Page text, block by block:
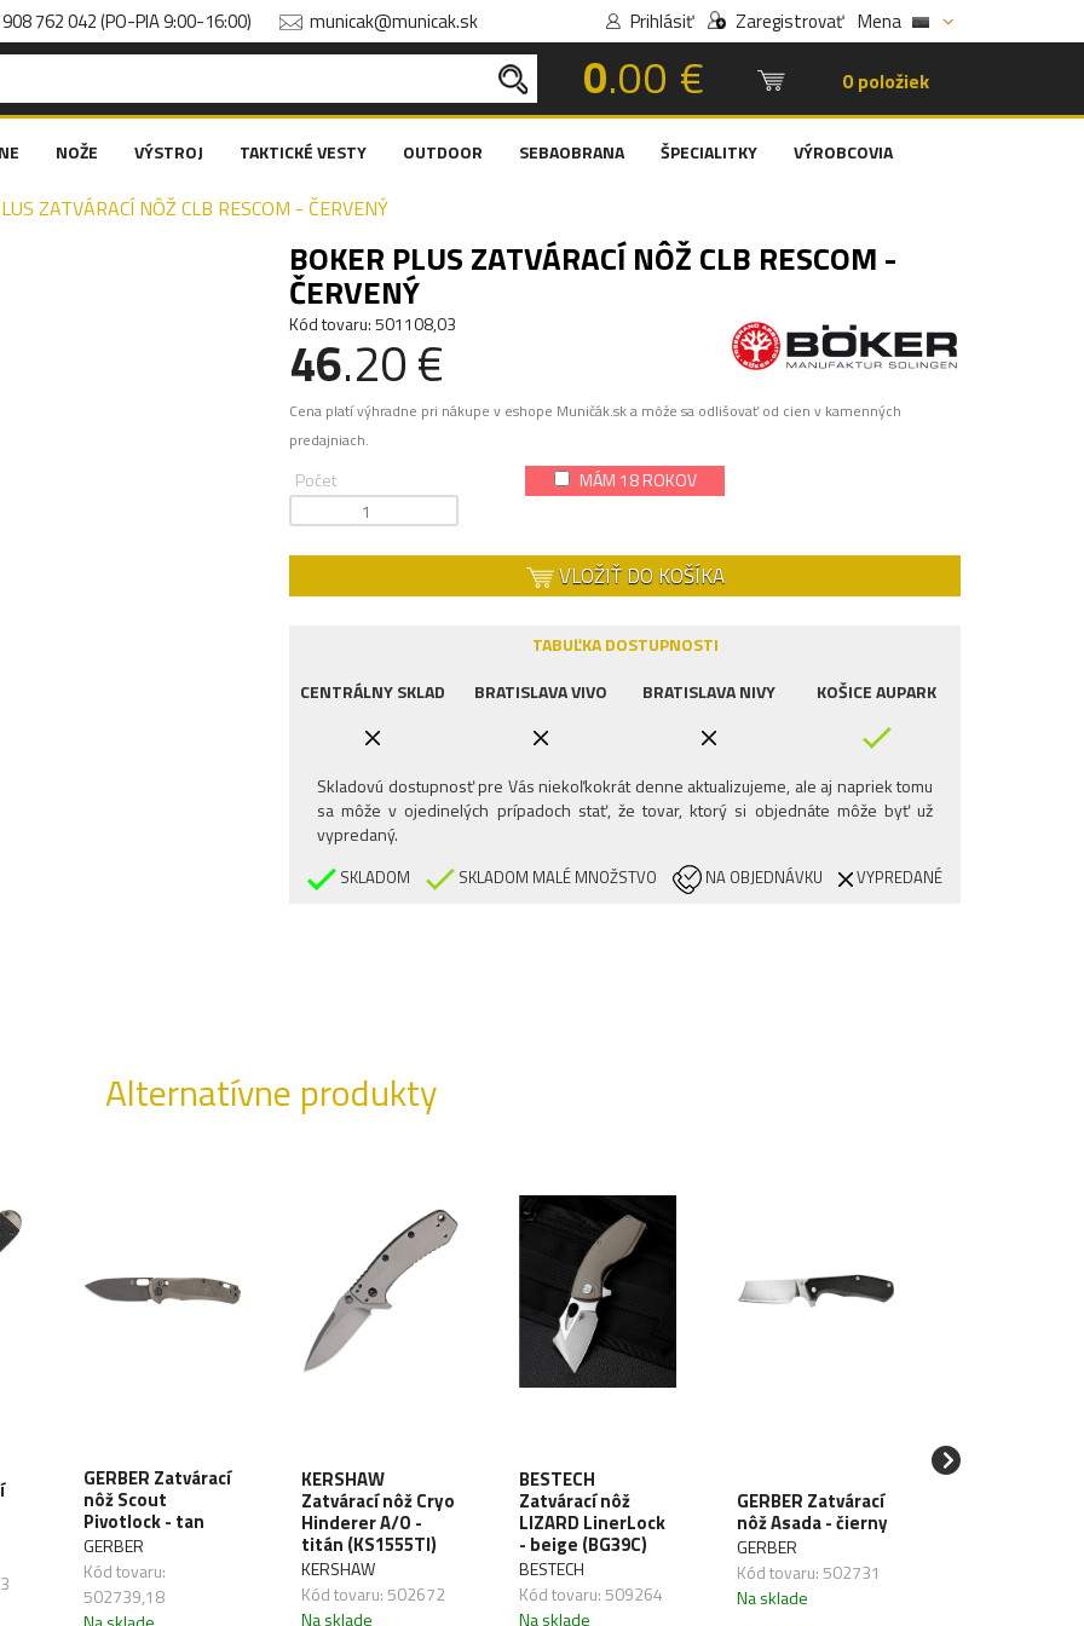
762 042 (PO-PIA 9:00-16:00) municak@municak.sk Prihlásiť Zaregistrovať Mena
0.00 € 0 položiek
NOŽE VÝSTROJ TAKTICKÉ VESTY OUTDOOR SEBAOBRANA ŠPECIALITKY VÝROBCOVIA
ZATVÁRACÍ NÔŽ CLB RESCOM - ČERVENÝ
BOKER PLUS ZATVÁRACÍ NÔŽ CLB RESCOM -
ČERVENÝ
Kód tovaru: 501108,03
46.20 €
Cena platí výhradne pri nákupe v eshope Muničák.sk a môže sa odlišovať od cien v kamenných
predajniach.
Počet MÁM 18 ROKOV
VLOŽIŤ DO KOŠÍKA
TABUĽKA DOSTUPNOSTI
CENTRÁLNY SKLAD
BRATISLAVA VIVO BRATISLAVA NIVY KOŠICE AUPARK
Skladovú dostupnosť pre Vás niekoľkokrát denne aktualizujeme, ale aj napriek tomu
sa môže v ojedinelých prípadoch stať, že tovar, ktorý si objednáte môže byť už
vypredaný.
SKLADOM SKLADOM MALÉ MNOŽSTVO NA OBJEDNÁVKU VYPREDANÉ
Alternatívne produkty
GERBER Zatvárací
nôž Scout
Pivotlock - tan
GERBER
Kód tovaru:
502739,18
KERSHAW
Zatvárací nôž Cryo
Hinderer A/O -
titán (KS1555TI)
KERSHAW
Kód tovaru: 502672
Na sklade
BESTECH
Zatvárací nôž
LIZARD LinerLock
- beige (BG39C)
BESTECH
Kód tovaru: 509264
Na sklade
GERBER Zatvárací
nôž Asada - čierny
GERBER
Kód tovaru: 502731
Na sklade
SPYDERCO